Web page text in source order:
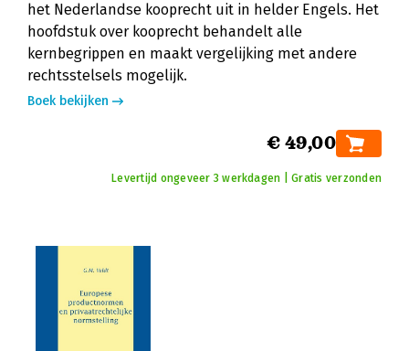
het Nederlandse kooprecht uit in helder Engels. Het
hoofdstuk over kooprecht behandelt alle
kernbegrippen en maakt vergelijking met andere
rechtsstelsels mogelijk.
Boek bekijken
€ 49,00
Levertijd ongeveer 3 werkdagen | Gratis verzonden